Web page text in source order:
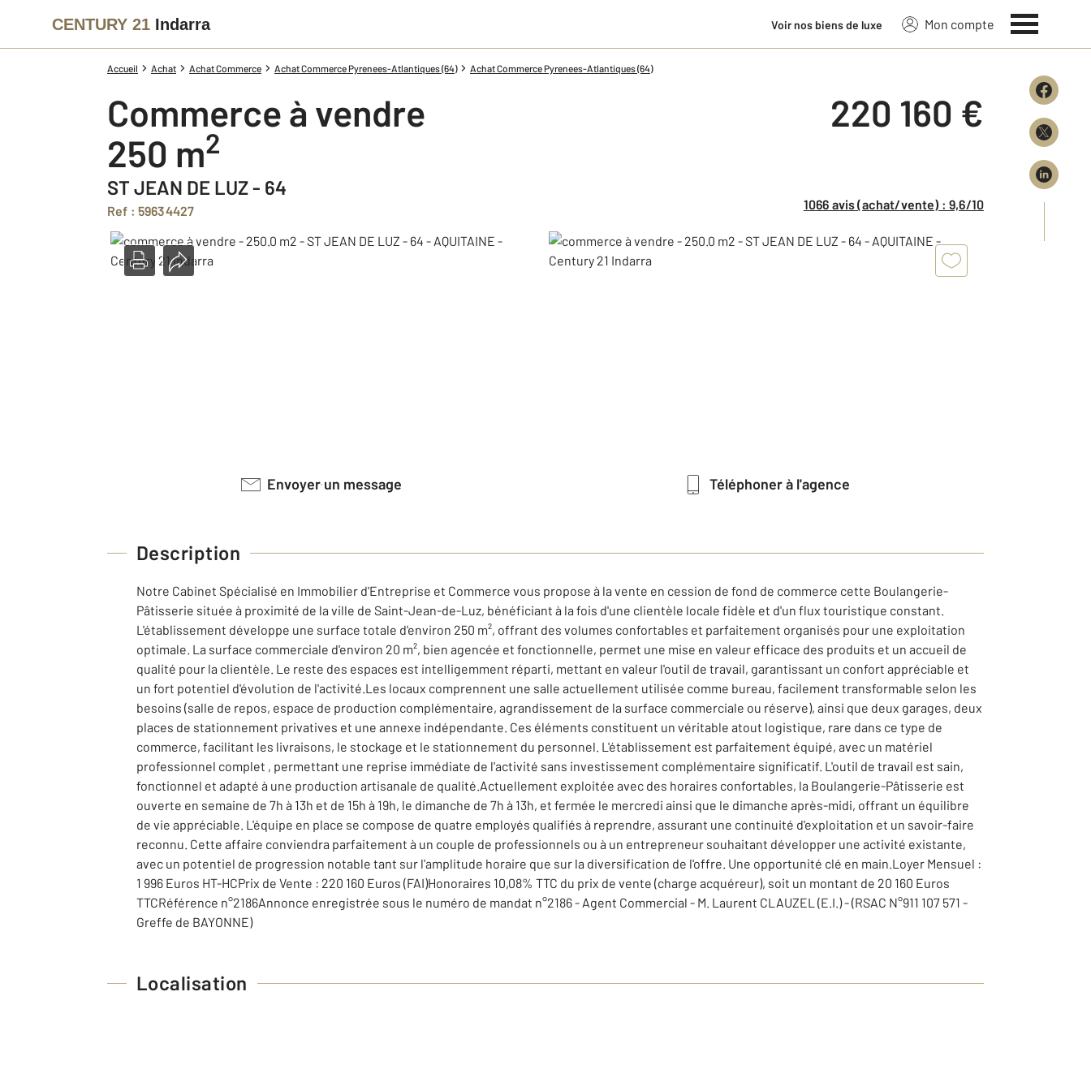
CENTURY 21 Indarra Voir nos biens de luxe Mon compte
Accueil Achat Achat Commerce Achat Commerce Pyrenees-Atlantiques (64) Achat Commerce Pyrenees-Atlantiques (64)
Commerce à vendre
250 m2
ST JEAN DE LUZ - 64
Ref : 59634427
220 160 €
1066 avis (achat/vente) : 9,6/10
Envoyer un message Téléphoner à l'agence
Description
Notre Cabinet Spécialisé en Immobilier d'Entreprise et Commerce vous propose à la vente en cession de fond de commerce cette Boulangerie-
Pâtisserie située à proximité de la ville de Saint-Jean-de-Luz, bénéficiant à la fois d'une clientèle locale fidèle et d'un flux touristique constant.
L'établissement développe une surface totale d'environ 250 m², offrant des volumes confortables et parfaitement organisés pour une exploitation
optimale. La surface commerciale d'environ 20 m², bien agencée et fonctionnelle, permet une mise en valeur efficace des produits et un accueil de
qualité pour la clientèle. Le reste des espaces est intelligemment réparti, mettant en valeur l'outil de travail, garantissant un confort appréciable et
un fort potentiel d'évolution de l'activité.Les locaux comprennent une salle actuellement utilisée comme bureau, facilement transformable selon les
besoins (salle de repos, espace de production complémentaire, agrandissement de la surface commerciale ou réserve), ainsi que deux garages, deux
places de stationnement privatives et une annexe indépendante. Ces éléments constituent un véritable atout logistique, rare dans ce type de
commerce, facilitant les livraisons, le stockage et le stationnement du personnel. L'établissement est parfaitement équipé, avec un matériel
professionnel complet , permettant une reprise immédiate de l'activité sans investissement complémentaire significatif. L'outil de travail est sain,
fonctionnel et adapté à une production artisanale de qualité.Actuellement exploitée avec des horaires confortables, la Boulangerie-Pâtisserie est
ouverte en semaine de 7h à 13h et de 15h à 19h, le dimanche de 7h à 13h, et fermée le mercredi ainsi que le dimanche après-midi, offrant un équilibre
de vie appréciable. L'équipe en place se compose de quatre employés qualifiés à reprendre, assurant une continuité d'exploitation et un savoir-faire
reconnu. Cette affaire conviendra parfaitement à un couple de professionnels ou à un entrepreneur souhaitant développer une activité existante,
avec un potentiel de progression notable tant sur l'amplitude horaire que sur la diversification de l'offre. Une opportunité clé en main.Loyer Mensuel :
1 996 Euros HT-HCPrix de Vente : 220 160 Euros (FAI)Honoraires 10,08% TTC du prix de vente (charge acquéreur), soit un montant de 20 160 Euros
TTCRéférence n°2186Annonce enregistrée sous le numéro de mandat n°2186 - Agent Commercial - M. Laurent CLAUZEL (E.I.) - (RSAC N°911 107 571 -
Greffe de BAYONNE)
Localisation